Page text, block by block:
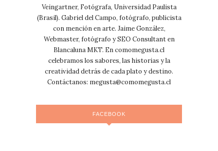
Veingartner, Fotógrafa, Universidad Paulista
(Brasil). Gabriel del Campo, fotógrafo, publicista
con mención en arte. Jaime González,
Webmaster, fotógrafo y SEO Consultant en
Blancaluna MKT. En comomegusta.cl
celebramos los sabores, las historias y la
creatividad detrás de cada plato y destino.
Contáctanos: megusta@comomegusta.cl
FACEBOOK